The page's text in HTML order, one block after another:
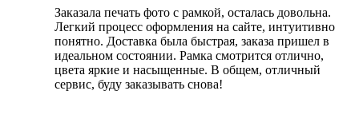
Заказала печать фото с рамкой, осталась довольна.
Легкий процесс оформления на сайте, интуитивно
понятно. Доставка была быстрая, заказа пришел в
идеальном состоянии. Рамка смотрится отлично,
цвета яркие и насыщенные. В общем, отличный
сервис, буду заказывать снова!